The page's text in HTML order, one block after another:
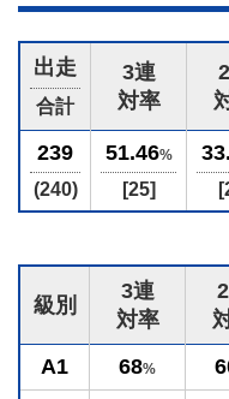
出走
合計
3連
対率
239
(240)
51.46%
[25]
級別
3連
対率
A1 68%